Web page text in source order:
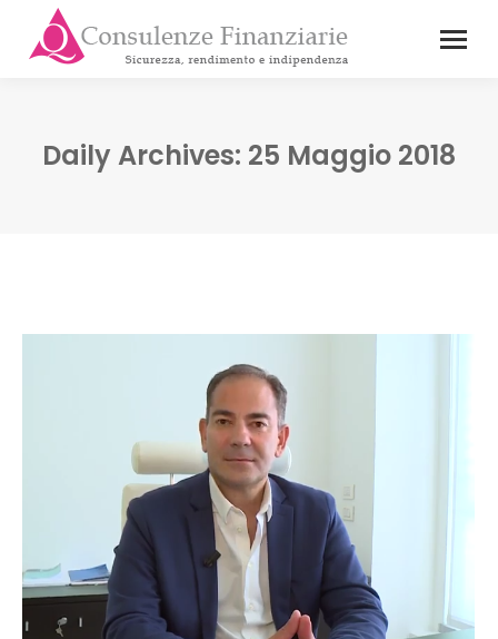
Daily Archives: 25 Maggio 2018